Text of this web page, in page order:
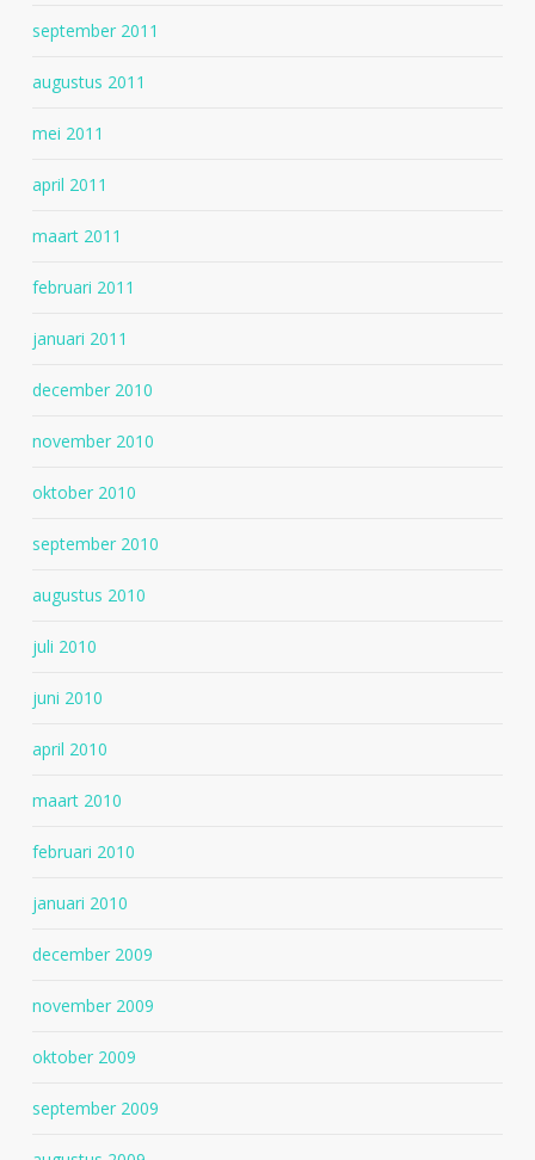
september 2011
augustus 2011
mei 2011
april 2011
maart 2011
februari 2011
januari 2011
december 2010
november 2010
oktober 2010
september 2010
augustus 2010
juli 2010
juni 2010
april 2010
maart 2010
februari 2010
januari 2010
december 2009
november 2009
oktober 2009
september 2009